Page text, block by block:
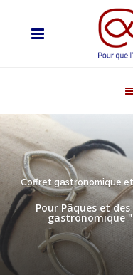
Coffret gastronomique
Pour Pâques et
gastronomique